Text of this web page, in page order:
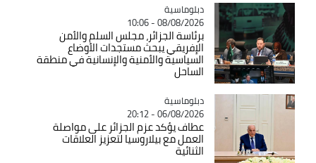
Catégorie
دبلوماسية
08/08/2026 - 10:06
برئاسة الجزائر، مجلس السلم والأمن
الإفريقي يبحث مستجدات الأوضاع
السياسية والأمنية والإنسانية في منطقة
الساحل
Catégorie
دبلوماسية
06/08/2026 - 20:12
عطاف يؤكد عزم الجزائر على مواصلة
العمل مع بيلاروسيا لتعزيز العلاقات
الثنائية